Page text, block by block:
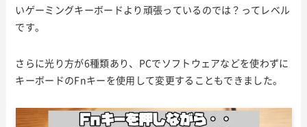
いゲーミングキーボードより頑張っているのでは？ってレベル
です。
さらに光り方が6種類あり、PCでソフトウェアなどを使わずに
キーボードのFnキーを使用して変更することもできました。